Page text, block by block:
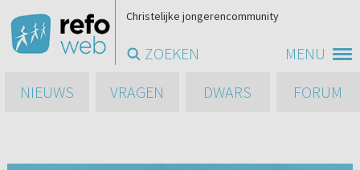
MENU
Christelijke jongerencommunity
ZOEKEN
NIEUWS
VRAGEN DWARS FORUM